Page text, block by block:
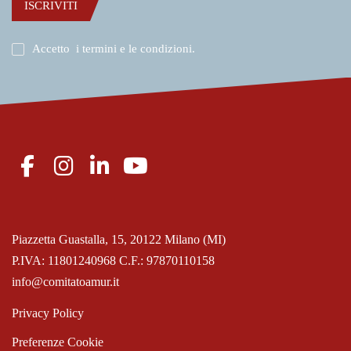
ISCRIVITI
Accetto i termini e le condizioni.
P.IVA: 11801240968 C.F.: 97870110158
Piazzetta Guastalla, 15, 20122 Milano (MI)
info@comitatoamur.it
Privacy Policy
Preferenze Cookie